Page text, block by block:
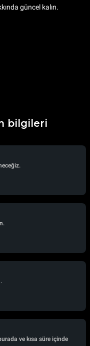
güncel kalın.
bilgileri
ve kısa süre içinde